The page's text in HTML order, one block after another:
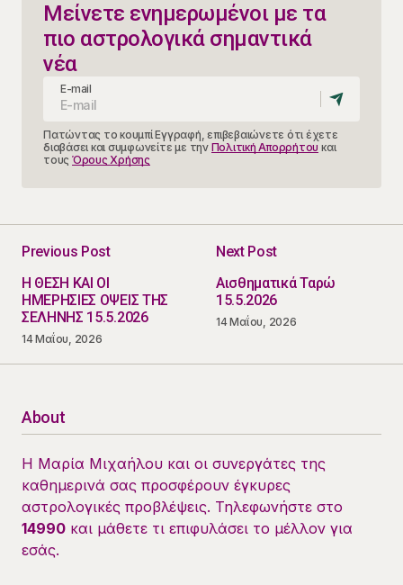
Μείνετε ενημερωμένοι με τα
πιο αστρολογικά σημαντικά
νέα
E-mail
Πατώντας το κουμπί Εγγραφή, επιβεβαιώνετε ότι έχετε
διαβάσει και συμφωνείτε με την Πολιτική Απορρήτου και
τους Όρους Χρήσης
Previous Post
Η ΘΕΣΗ ΚΑΙ ΟΙ
ΗΜΕΡΗΣΙΕΣ ΟΨΕΙΣ ΤΗΣ
ΣΕΛΗΝΗΣ 15.5.2026
14 Μαΐου, 2026
Next Post
Αισθηματικά Ταρώ
15.5.2026
14 Μαΐου, 2026
About
Η Μαρία Μιχαήλου και οι συνεργάτες της
καθημερινά σας προσφέρουν έγκυρες
αστρολογικές προβλέψεις. Τηλεφωνήστε στο
14990 και μάθετε τι επιφυλάσει το μέλλον για
εσάς.